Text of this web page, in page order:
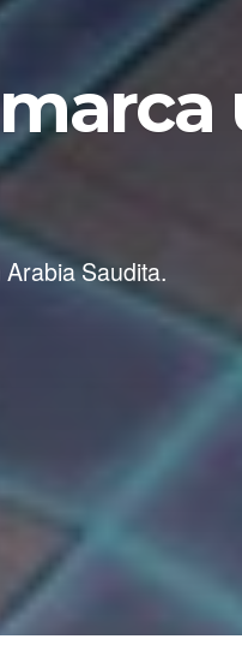
Saudita.